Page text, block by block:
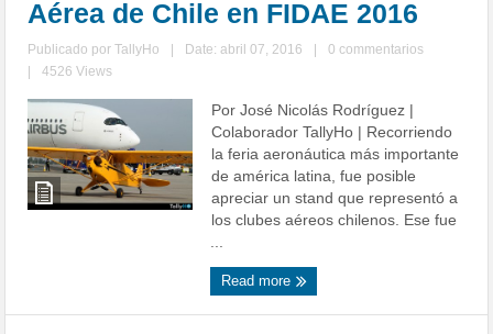
Aérea de Chile en FIDAE 2016
Publicado porTallyHo Date: abril 07, 2016
0 commentarios
4526 Views
Por José Nicolás Rodríguez |
Colaborador TallyHo | Recorriendo
la feria aeronáutica más importante
de américa latina, fue posible
apreciar un stand que representó a
los clubes aéreos chilenos. Ese fue
...
Read more